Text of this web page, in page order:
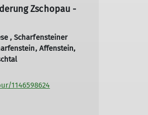
Zschopau -
, Scharfensteiner
Affenstein,
1146598624